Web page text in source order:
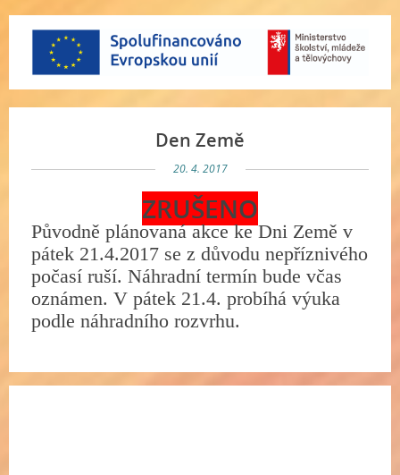
Den Země
20. 4. 2017
ZRUŠENO
Původně plánovaná akce ke Dni Země v
pátek 21.4.2017 se z důvodu nepříznivého
počasí ruší. Náhradní termín bude včas
oznámen. V pátek 21.4. probíhá výuka
podle náhradního rozvrhu.